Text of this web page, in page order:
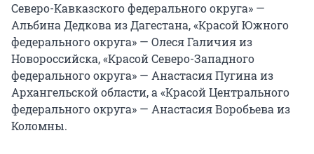
Северо-Кавказского федерального округа» —
Альбина Дедкова из Дагестана, «Красой Южного
федерального округа» — Олеся Галичия из
Новороссийска, «Красой Северо-Западного
федерального округа» — Анастасия Пугина из
Архангельской области, а «Красой Центрального
федерального округа» — Анастасия Воробьева из
Коломны.